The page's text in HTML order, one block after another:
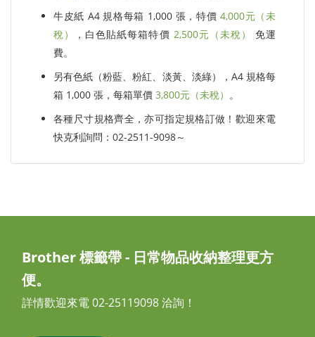
牛皮紙 A4 規格每箱 1,000 張，特價 4,000元（未
稅）
，白色貼紙每箱特價 2,500元（未稅）
免運
費。
另有色紙（粉藍、粉紅、淡黃、淡綠），A4 規格每
箱 1,000 張，每箱單價 3,800元（未稅） 。
各種尺寸規格齊全，亦可指定規格訂做！歡迎來電
快克利詢問：02-2511-9098～
Brother 標籤帶 - 日常物品收納整理更方
便。
詳情歡迎來電 02-25119098 洽詢！